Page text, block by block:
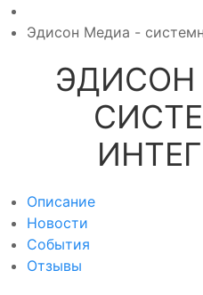
Эдисон Медиа -
Описание
Новости
События
Отзывы